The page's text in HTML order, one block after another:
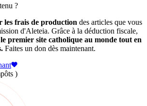
?
les frais de production des articles que vous
d'Aleteia. Grâce à la déduction fiscale,
le premier site catholique au monde tout en
Faites un don dès maintenant.
)